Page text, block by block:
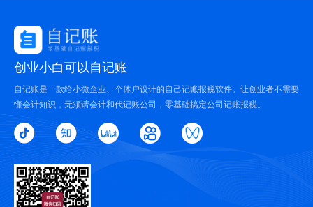
创业小白可以自记账
自记账是一款给小微企业、个体户设计的自己记账报税软件。让创业者不需要
懂会计知识，无须请会计和代记账公司，零基础搞定公司记账报税。